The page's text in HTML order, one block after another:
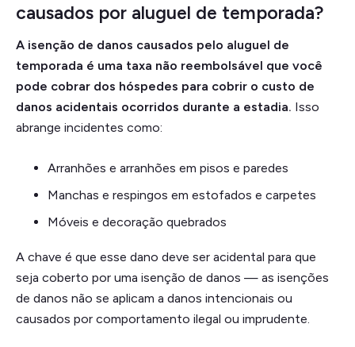
causados por aluguel de temporada?
A isenção de danos causados pelo aluguel de
temporada é uma taxa não reembolsável que você
pode cobrar dos hóspedes para cobrir o custo de
danos acidentais ocorridos durante a estadia. Isso
abrange incidentes como:
Arranhões e arranhões em pisos e paredes
Manchas e respingos em estofados e carpetes
Móveis e decoração quebrados
A chave é que esse dano deve ser acidental para que
seja coberto por uma isenção de danos — as isenções
de danos não se aplicam a danos intencionais ou
causados por comportamento ilegal ou imprudente.